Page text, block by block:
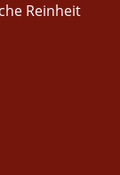
Reinheit